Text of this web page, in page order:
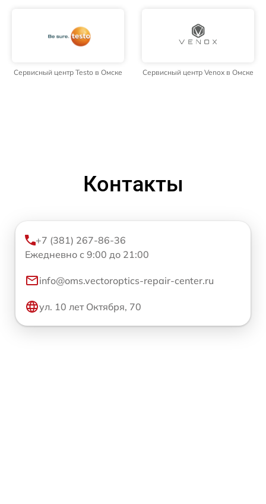
Сервисный центр Testo в Омске Сервисный центр Venox в Омске
Контакты
+7 (381) 267-86-36
Ежедневно с 9:00 до 21:00
info@oms.vectoroptics-repair-center.ru
ул. 10 лет Октября, 70